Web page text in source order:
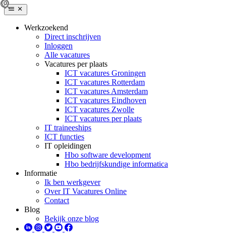
Werkzoekend
Direct inschrijven
Inloggen
Alle vacatures
Vacatures per plaats
ICT vacatures Groningen
ICT vacatures Rotterdam
ICT vacatures Amsterdam
ICT vacatures Eindhoven
ICT vacatures Zwolle
ICT vacatures per plaats
IT traineeships
ICT functies
IT opleidingen
Hbo software development
Hbo bedrijfskundige informatica
Informatie
Ik ben werkgever
Over IT Vacatures Online
Contact
Blog
Bekijk onze blog